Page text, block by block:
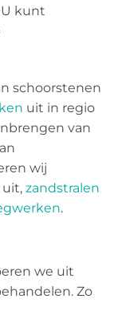
kunt
schoorstenen
uit in regio
van
wij
uit, zandstralen
.
we uit
Zo